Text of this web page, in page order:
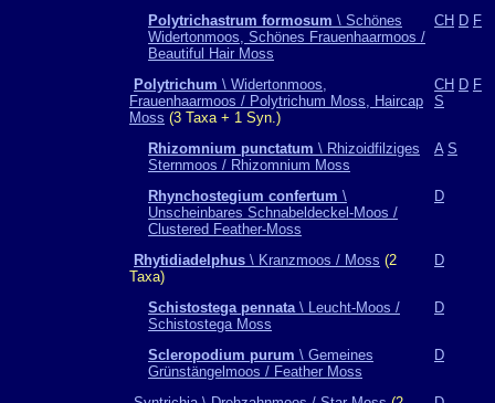
Polytrichastrum formosum \ Schönes
Widertonmoos, Schönes Frauenhaarmoos /
Beautiful Hair Moss
CH D F
Polytrichum \ Widertonmoos,
Frauenhaarmoos / Polytrichum Moss, Haircap
Moss (3 Taxa + 1 Syn.)
CH D F
S
Rhizomnium punctatum \ Rhizoidfilziges
Sternmoos / Rhizomnium Moss
A S
Rhynchostegium confertum \
Unscheinbares Schnabeldeckel-Moos /
Clustered Feather-Moss
D
Rhytidiadelphus \ Kranzmoos / Moss (2
Taxa)
D
Schistostega pennata\ Leucht-Moos /
Schistostega Moss
D
Scleropodium purum \ Gemeines
Grünstängelmoos / Feather Moss
D